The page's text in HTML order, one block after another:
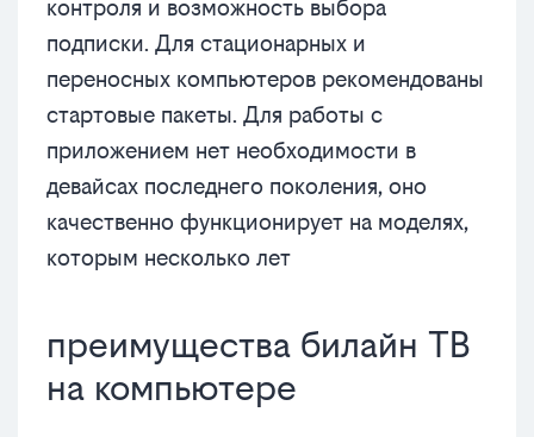
контроля и возможность выбора
подписки. Для стационарных и
переносных компьютеров рекомендованы
стартовые пакеты. Для работы с
приложением нет необходимости в
девайсах последнего поколения, оно
качественно функционирует на моделях,
которым несколько лет
преимущества билайн ТВ
на компьютере